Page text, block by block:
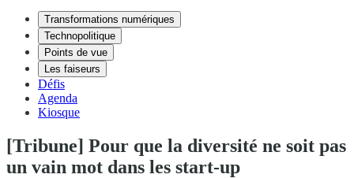
Transformations numériques
Technopolitique
Points de vue
Les faiseurs
Défis
Agenda
Kiosque
[Tribune] Pour que la diversité ne soit pas
un vain mot dans les start-up